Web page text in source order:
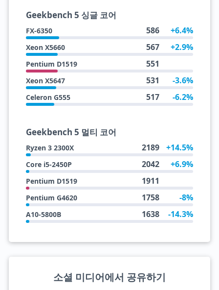
Geekbench 5 싱글 코어
FX-6350 586 +6.4%
Xeon X5660 567 +2.9%
Pentium D1519 551
Xeon X5647 531 -3.6%
Celeron G555 517 -6.2%
Geekbench 5 멀티 코어
Ryzen 3 2300X 2189 +14.5%
Core i5-2450P 2042 +6.9%
Pentium D1519 1911
Pentium G4620 1758 -8%
A10-5800B 1638 -14.3%
소셜 미디어에서 공유하기